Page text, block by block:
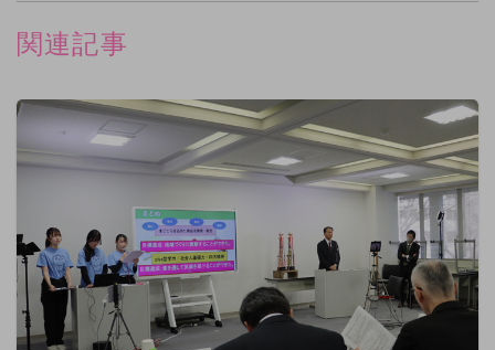
関連記事